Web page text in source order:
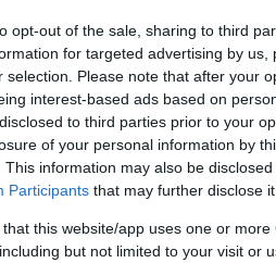
opt-out of the sale, sharing to third
for targeted advertising by
selection. Please note that after your
interest-based ads based on
to third parties prior to your
of your personal information by
This information may also be
Participants that may further disclose
that this website/app uses one or
but not limited to your visit or
Hoel, Jan Srail, Runar
sänts exklusivt här
Hoel, Jan Srail, Runar
sportdokumentären Ski
inför den nya säsongen.